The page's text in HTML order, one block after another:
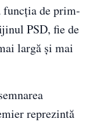
funcția de prim-
PSD, fie de
largă și mai
reprezintă